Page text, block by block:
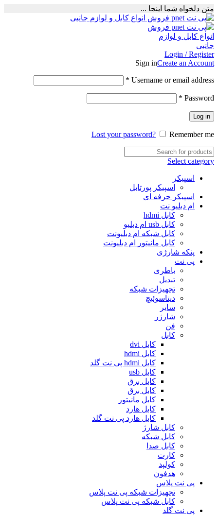
متن دلخواه شما اینجا ...
Login / Register
Sign inCreate an Account
Username or email address
*
Password
*
Log in
Lost your password? Remember me
Select category
اسپیکر
اسپیکر پورتابل
اسپیکر حرفه ای
ام دبلیو نت
کابل hdmi
کابل usb ام دبلیو
کابل شبکه ام دبلیونت
کابل مانیتور ام دبلیونت
پنکه شارژی
پی نت
باطری
تبدیل
تجهیزات شبکه
دیتاسوئیچ
سایر
شارژر
فن
کابل
کابل dvi
کابل hdmi
کابل hdmi پی نت گلد
کابل usb
کابل برق
کابل برق
کابل مانیتور
کابل هارد
کابل هارد پی نت گلد
کابل شارژ
کابل شبکه
کابل صدا
کارت
کولپد
هدفون
پی نت پلاس
تجهیزات شبکه پی نت پلاس
کابل شبکه پی نت پلاس
پی نت گلد